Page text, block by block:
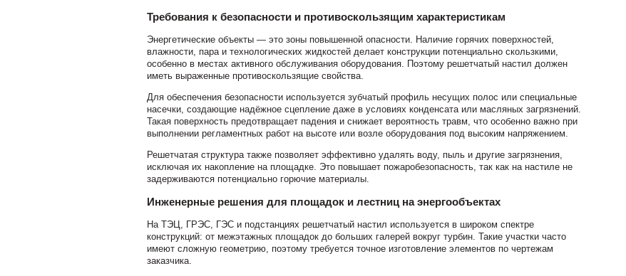
Требования к безопасности и противоскользящим характеристикам
Энергетические объекты — это зоны повышенной опасности. Наличие горячих поверхностей,
влажности, пара и технологических жидкостей делает конструкции потенциально скользкими,
особенно в местах активного обслуживания оборудования. Поэтому решетчатый настил должен
иметь выраженные противоскользящие свойства.
Для обеспечения безопасности используется зубчатый профиль несущих полос или специальные
насечки, создающие надёжное сцепление даже в условиях конденсата или масляных загрязнений.
Такая поверхность предотвращает падения и снижает вероятность травм, что особенно важно при
выполнении регламентных работ на высоте или возле оборудования под высоким напряжением.
Решетчатая структура также позволяет эффективно удалять воду, пыль и другие загрязнения,
исключая их накопление на площадке. Это повышает пожаробезопасность, так как на настиле не
задерживаются потенциально горючие материалы.
Инженерные решения для площадок и лестниц на энергообъектах
На ТЭЦ, ГРЭС, ГЭС и подстанциях решетчатый настил используется в широком спектре
конструкций: от межэтажных площадок до больших галерей вокруг турбин. Такие участки часто
имеют сложную геометрию, поэтому требуется точное изготовление элементов по чертежам
заказчика.